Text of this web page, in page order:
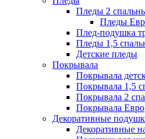
Пледы 2
Пледы
Плед-подушка
Пледы 1,5
Детские пледы
Покрывала
Покрывала
Покрывала 1,5
Покрывала 2
Покрывала Евро
Декоративные
Декоративные